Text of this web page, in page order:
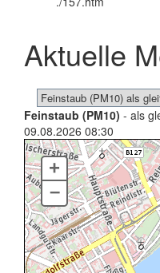
Aktuelle
Feinstaub (PM10) - als
09.08.2026 08:30
+
–